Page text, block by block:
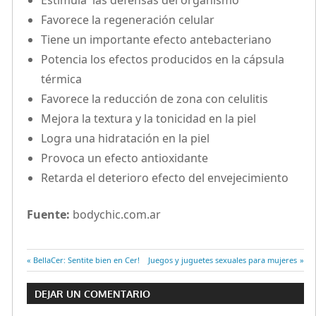
Favorece la regeneración celular
Tiene un importante efecto antebacteriano
Potencia los efectos producidos en la cápsula
térmica
Favorece la reducción de zona con celulitis
Mejora la textura y la tonicidad en la piel
Logra una hidratación en la piel
Provoca un efecto antioxidante
Retarda el deterioro efecto del envejecimiento
Fuente: bodychic.com.ar
Navegación
de
Entrada
anterior:
BellaCer: Sentite bien en Cer!
Entrada
siguiente:
Juegos y juguetes sexuales para mujeres
DEJAR UN COMENTARIO